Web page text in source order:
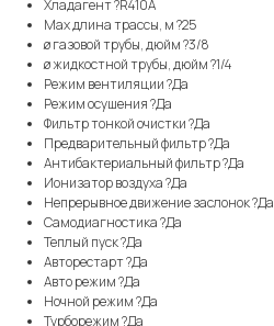
Хладагент ?R410A
Max длина трассы, м ?25
ø газовой трубы, дюйм ?3/8
ø жидкостной трубы, дюйм ?1/4
Режим вентиляции ?Да
Режим осушения ?Да
Фильтр тонкой очистки ?Да
Предварительный фильтр ?Да
Антибактериальный фильтр ?Да
Ионизатор воздуха ?Да
Непрерывное движение заслонок ?Да
Самодиагностика ?Да
Теплый пуск ?Да
Авторестарт ?Да
Авто режим ?Да
Ночной режим ?Да
Турборежим ?Да